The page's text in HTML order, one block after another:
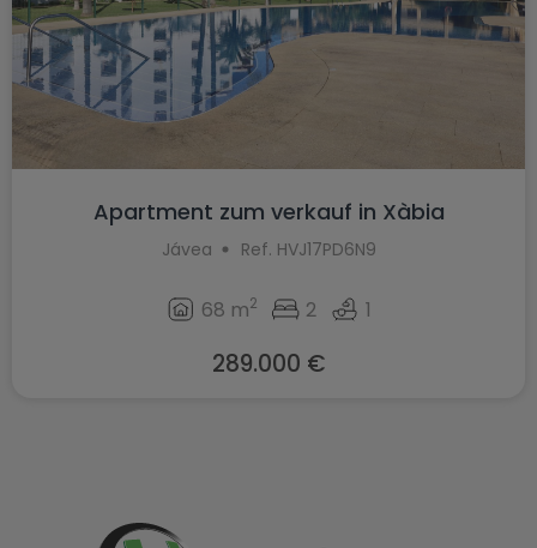
Apartment zum verkauf in Xàbia
Jávea Ref. HVJ17PD6N9
68 m2 2 1
289.000 €